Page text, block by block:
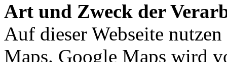
Art und Zweck der
Auf dieser Webseite
Maps. Google Maps wird